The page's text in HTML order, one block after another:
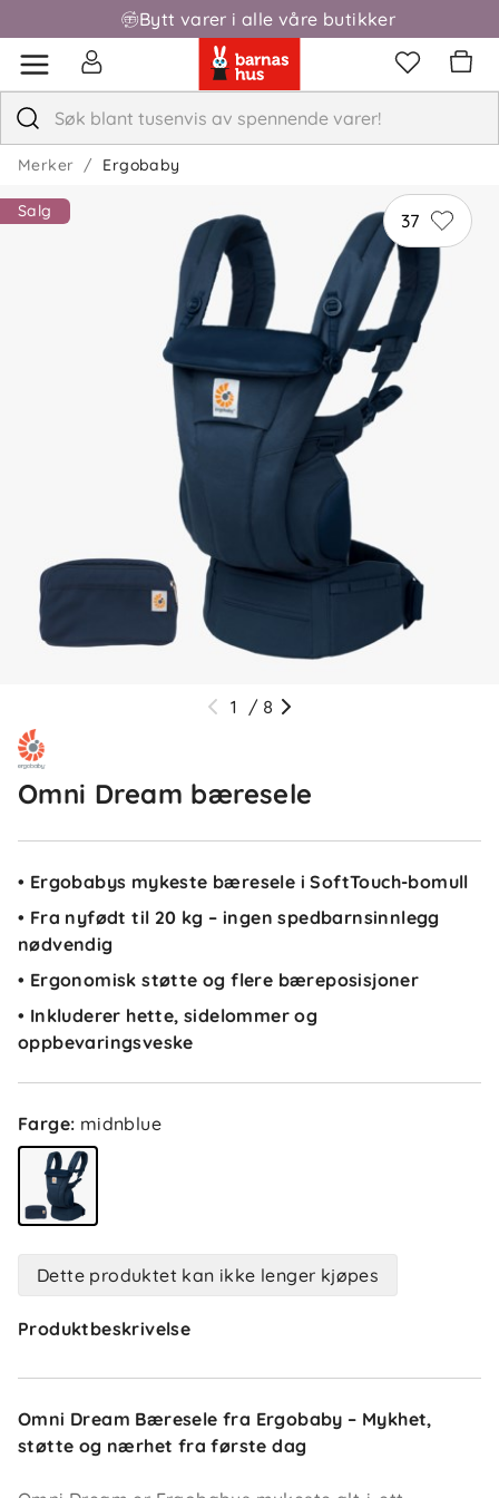
Bytt varer i alle våre butikker
Fri frakt over 1000,-
Merker Ergobaby
37
Salg
1 / 8
Omni Dream bæresele
• Ergobabys mykeste bæresele i SoftTouch-bomull
• Fra nyfødt til 20 kg – ingen spedbarnsinnlegg
nødvendig
• Ergonomisk støtte og flere bæreposisjoner
• Inkluderer hette, sidelommer og
oppbevaringsveske
Farge: midnblue
Dette produktet kan ikke lenger kjøpes
Produktbeskrivelse
Omni Dream Bæresele fra Ergobaby – Mykhet,
støtte og nærhet fra første dag